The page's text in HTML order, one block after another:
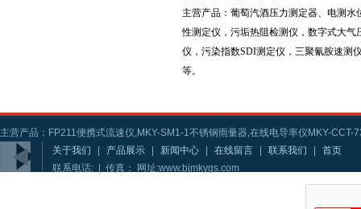
主营产品：葡萄汽酒压力测定器、电测
性测定仪，污垢热阻检测仪，数字式大
仪，污染指数SDI测定仪，三聚氰胺速测
等。
主营产品：FP211便携式流速仪,MKY-SM1-1不锈钢雨量器,在线电导率仪MKY-CCT-
关于我们
产品展示 新闻中心 在线留言 联系我们
首页
联系电话: | 传真： 网址:www.bjmkygs.com